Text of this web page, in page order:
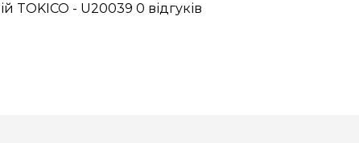
TOKICO - U20039 0 відгуків